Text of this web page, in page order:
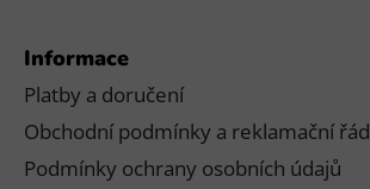
Informace
Platby a doručení
Obchodní podmínky a reklamační řád
Podmínky ochrany osobních údajů